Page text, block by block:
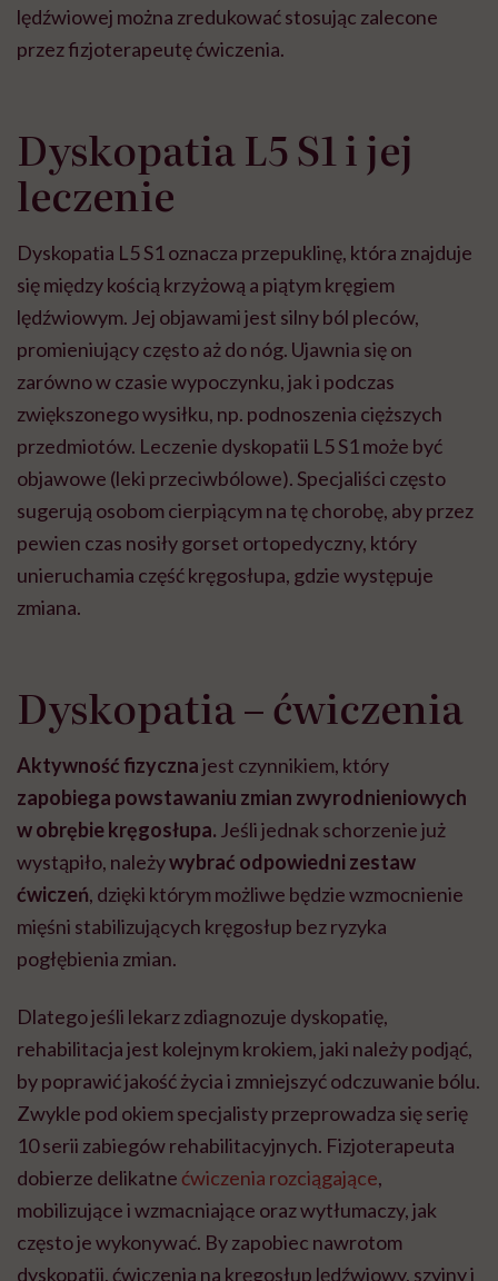
lędźwiowej można zredukować stosując zalecone
przez fizjoterapeutę ćwiczenia.
Dyskopatia L5 S1 i jej
leczenie
Dyskopatia L5 S1 oznacza przepuklinę, która znajduje
się między kością krzyżową a piątym kręgiem
lędźwiowym. Jej objawami jest silny ból pleców,
promieniujący często aż do nóg. Ujawnia się on
zarówno w czasie wypoczynku, jak i podczas
zwiększonego wysiłku, np. podnoszenia cięższych
przedmiotów. Leczenie dyskopatii L5 S1 może być
objawowe (leki przeciwbólowe). Specjaliści często
sugerują osobom cierpiącym na tę chorobę, aby przez
pewien czas nosiły gorset ortopedyczny, który
unieruchamia część kręgosłupa, gdzie występuje
zmiana.
Dyskopatia – ćwiczenia
Aktywność fizycznajest czynnikiem, który
zapobiega powstawaniu zmian zwyrodnieniowych
w obrębie kręgosłupa. Jeśli jednak schorzenie już
wystąpiło, należywybrać odpowiedni zestaw
ćwiczeń, dzięki którym możliwe będzie wzmocnienie
mięśni stabilizujących kręgosłup bez ryzyka
pogłębienia zmian.
Dlatego jeśli lekarz zdiagnozuje dyskopatię,
rehabilitacja jest kolejnym krokiem, jaki należy podjąć,
by poprawić jakość życia i zmniejszyć odczuwanie bólu.
Zwykle pod okiem specjalisty przeprowadza się serię
10 serii zabiegów rehabilitacyjnych. Fizjoterapeuta
dobierze delikatne ćwiczenia rozciągające,
mobilizujące i wzmacniające oraz wytłumaczy, jak
często je wykonywać. By zapobiec nawrotom
dyskopatii, ćwiczenia na kręgosłup lędźwiowy, szyjny i